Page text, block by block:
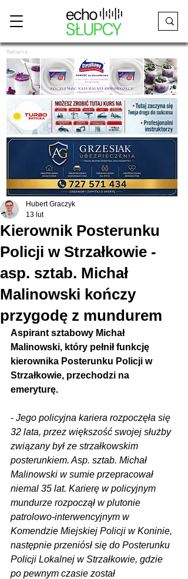
Reklama
Kierownik Posterunku
Policji w Strzałkowie -
asp. sztab. Michał
Malinowski kończy
przygodę z mundurem
Hubert Graczyk
13 lut
Aspirant sztabowy Michał
Malinowski, który pełnił funkcję
kierownika Posterunku Policji w
Strzałkowie, przechodzi na
emeryturę.
- Jego policyjna kariera rozpoczęła się
32 lata, przez większość swojej służby
związany był ze strzałkowskim
posterunkiem. Asp. sztab. Michał
Malinowski w sumie przepracował
niemal 35 lat. Karierę w policyjnym
mundurze rozpoczął w plutonie
patrolowo-interwencyjnym w
Komendzie Miejskiej Policji w Koninie,
następnie przeniósł się do Posterunku
Policji Lokalnej w Strzałkowie, gdzie
po pewnym czasie został